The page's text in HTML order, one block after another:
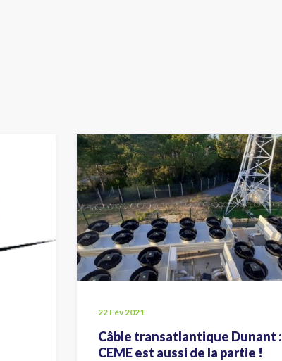
22 Fév 2021
Câble transatlantique Dunant :
CEME est aussi de la partie !